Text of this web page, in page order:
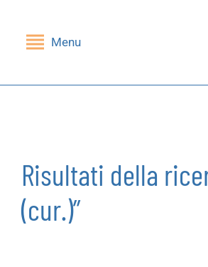
Menu
Risultati della
(cur.)”
Riviste
Giochi
Mandragola